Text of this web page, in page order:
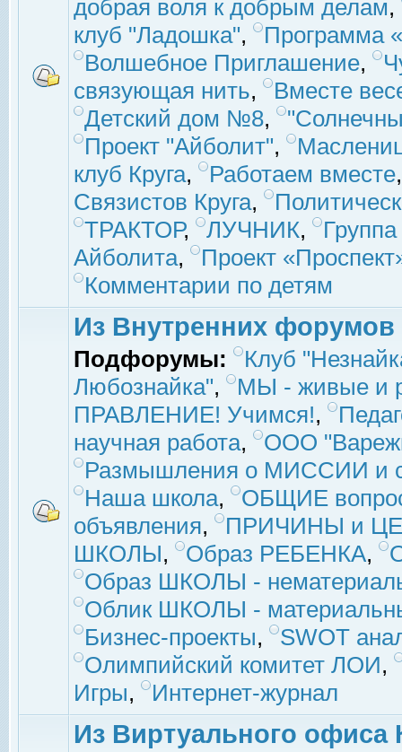
добрая воля к добрым делам,
клуб "Ладошка",
Программа
Волшебное Приглашение,
связующая нить,
Вместе
Детский дом №8,
Проект "Айболит",
клуб Круга, Работаем вместе
Связистов Круга,
ТРАКТОР, ЛУЧНИК,
Айболита,
Проект
Комментарии по детям
Из Внутренних форумов
Подфорумы:
Клуб
Любознайка",
МЫ - живые и
ПРАВЛЕНИЕ! Учимся!,
научная работа,
ООО
Размышления о МИССИИ и
Наша школа,
ОБЩИЕ
объявления,
ПРИЧИНЫ и
ШКОЛЫ, Образ РЕБЕНКА,
Образ ШКОЛЫ -
Облик ШКОЛЫ -
Бизнес-проекты,
SWOT
Олимпийский комитет ЛОИ,
Игры, Интернет-журнал
Из Виртуального офиса